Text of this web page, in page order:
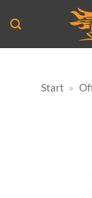
Inhalt
springen
Start »